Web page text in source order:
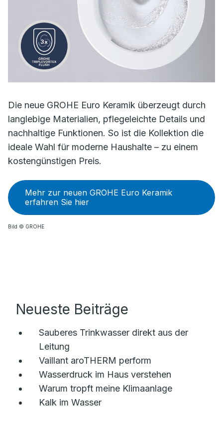
Die neue GROHE Euro Keramik überzeugt durch
langlebige Materialien, pflegeleichte Details und
nachhaltige Funktionen. So ist die Kollektion die
ideale Wahl für moderne Haushalte – zu einem
kostengünstigen Preis.
Mehr zur neuen GROHE Euro Keramik
erfahren Sie hier
Bild © GROHE
Neueste Beiträge
Sauberes Trinkwasser direkt aus der
Leitung
Vaillant aroTHERM perform
Wasserdruck im Haus verstehen
Warum tropft meine Klimaanlage
Kalk im Wasser